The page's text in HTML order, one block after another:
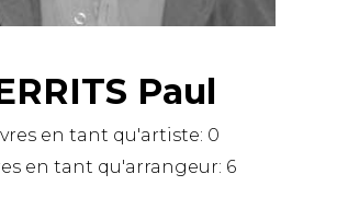
Paul
en tant qu'artiste: 0
en tant qu'arrangeur: 6